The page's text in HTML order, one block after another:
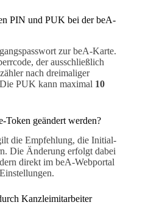
PIN und PUK bei der beA-
zur beA-Karte.
der ausschließlich
nach dreimaliger
PUK kann maximal 10
Token geändert werden?
die Empfehlung, die Initial-
Die Änderung erfolgt dabei
direkt im beA-Webportal
Kanzleimitarbeiter